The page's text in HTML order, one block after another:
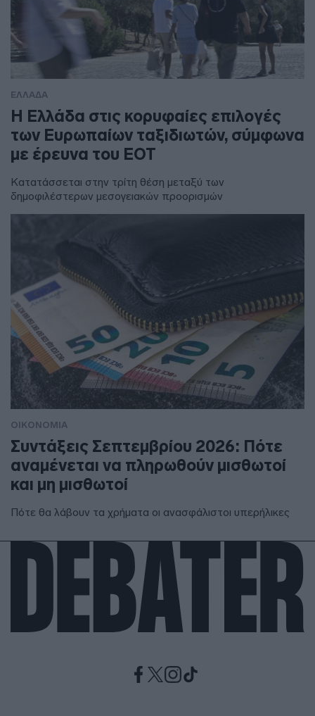
ΕΛΛΑΔΑ
Η Ελλάδα στις κορυφαίες επιλογές
των Ευρωπαίων ταξιδιωτών, σύμφωνα
με έρευνα του ΕΟΤ
Κατατάσσεται στην τρίτη θέση μεταξύ των
δημοφιλέστερων μεσογειακών προορισμών
ΟΙΚΟΝΟΜΙΑ
Συντάξεις Σεπτεμβρίου 2026: Πότε
αναμένεται να πληρωθούν μισθωτοί
και μη μισθωτοί
Πότε θα λάβουν τα χρήματα οι ανασφάλιστοι υπερήλικες